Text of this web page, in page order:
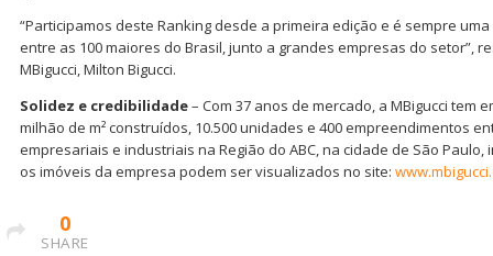
“Participamos deste Ranking desde a primeira edição e é sempre
entre as 100 maiores do Brasil, junto a grandes empresas do setor”,
MBigucci, Milton Bigucci.
Solidez e credibilidade– Com 37 anos de mercado, a MBigucci tem
milhão de m² construídos, 10.500 unidades e 400 empreendimentos
empresariais e industriais na Região do ABC, na cidade de São
os imóveis da empresa podem ser visualizados no site:
0
SHARE